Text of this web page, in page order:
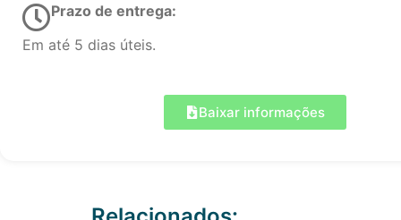
Prazo de entrega:
Em até 5 dias úteis.
Baixar informações